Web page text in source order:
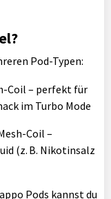
Pod-Typen:
Coil – perfekt für
im Turbo Mode
Coil –
(z. B. Nikotinsalz
Pods kannst du